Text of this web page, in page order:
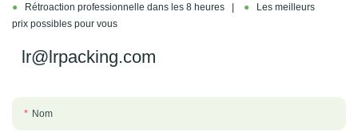
● Rétroaction professionnelle dans les 8 heures | ●
Les meilleurs
prix possibles pour vous
lr@lrpacking.com
Nom